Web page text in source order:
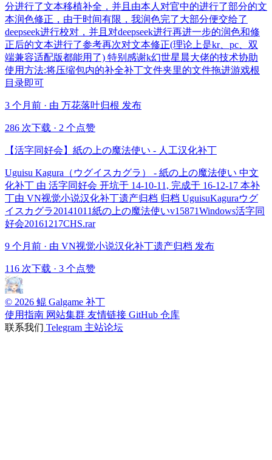
分进行了文本移植补全，并且由本人对官中的进行了部分的文
本润色修正，由于时间有限，我润色完了大部分便交给了
deepseek进行校对，并且对deepseek进行再进一步的润色和修
正后的文本进行了参考再次对文本修正(理论上是kr、pc、双
端兼容适配版都能用了) 特别感谢k幻世星晨大佬的技术协助
使用方法:将压缩包内的补全补丁文件夹里的文件拖进游戏根
目录即可
3 个月前 · 由 万花落叶归根 发布
286 次下载 · 2 个点赞
【活字同好会】紙の上の魔法使い - 人工汉化补丁
Uguisu Kagura（ウグイスカグラ） - 紙の上の魔法使い 中文
化补丁 由 活字同好会 开坑于 14-10-11, 完成于 16-12-17 本补
丁由 VN视觉小说汉化补丁遗产归档 归档 UguisuKaguraウグ
イスカグラ20141011紙の上の魔法使いv15871Windows活字同
好会20161217CHS.rar
9 个月前 · 由 VN视觉小说汉化补丁遗产归档 发布
116 次下载 · 3 个点赞
© 2026 鲲 Galgame 补丁
使用指南 网站集群 友情链接 GitHub 仓库
联系我们 Telegram 主站论坛